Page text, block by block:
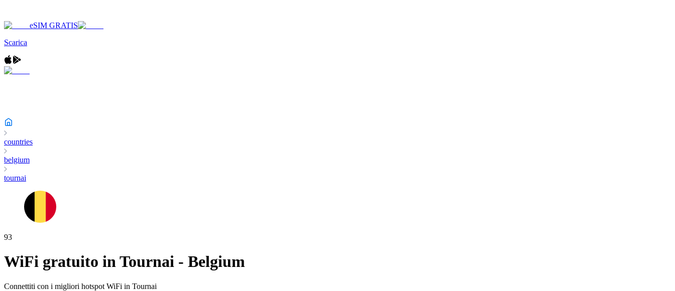
eSIM GRATIS
Scarica
countries
belgium
tournai
93
WiFi gratuito inTournai - Belgium
Connettiti con i migliori hotspot WiFi in Tournai